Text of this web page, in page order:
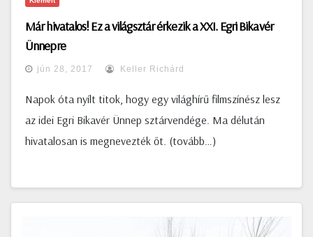
Már hivatalos! Ez a világsztár érkezik a XXI. Egri Bikavér
Ünnepre
jún 28, 2017 Keller Richárd
Napok óta nyílt titok, hogy egy világhírű filmszínész lesz
az idei Egri Bikavér Ünnep sztárvendége. Ma délután
hivatalosan is megnevezték őt. (tovább…)